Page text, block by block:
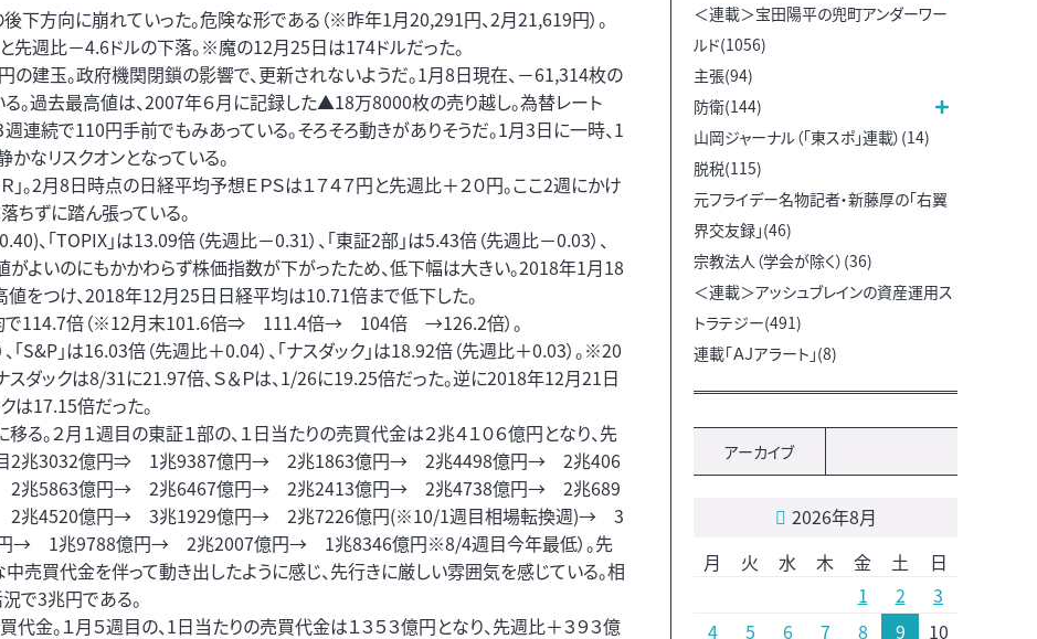
後下方向に崩れていった。危険な形である（※昨年1月20,291円、2月21,619円）。
先週比－4.6ドルの下落。※魔の12月25日は174ドルだった。
の建玉。政府機関閉鎖の影響で、更新されないようだ。1月8日現在、－61,314枚の
る。過去最高値は、2007年６月に記録した▲18万8000枚の売り越し。為替レート
３週連続で110円手前でもみあっている。そろそろ動きがありそうだ。1月3日に一時、1
なリスクオンとなっている。
」。2月8日時点の日経平均予想ＥＰＳは１７４７円と先週比＋２０円。ここ2週にかけ
ちずに踏ん張っている。
、「TOPIX」は13.09倍（先週比－0.31）、「東証2部」は5.43倍（先週比－0.03）、
値がよいのにもかかわらず株価指数が下がったため、低下幅は大きい。2018年1月18
をつけ、2018年12月25日日経平均は10.71倍まで低下した。
均で114.7倍（※12月末101.6倍⇒ 111.4倍→ 104倍 →126.2倍）。
「S&P」は16.03倍（先週比＋0.04）、「ナスダック」は18.92倍（先週比＋0.03）。※20
ダックは8/31に21.97倍、Ｓ＆Ｐは、1/26に19.25倍だった。逆に2018年12月21日
は17.15倍だった。
。２月１週目の東証１部の、１日当たりの売買代金は２兆４１０６億円となり、先
5週目2兆3032億円⇒ 1兆9387億円→ 2兆1863億円→ 2兆4498億円→ 2兆406
5863億円→ 2兆6467億円→ 2兆2413億円→ 2兆4738億円→ 2兆689
4520億円→ 3兆1929億円→ 2兆7226億円(※10/1週目相場転換週)→ 3
1兆9788億円→ 2兆2007億円→ 1兆8346億円※8/4週目今年最低）。先
売買代金を伴って動き出したように感じ、先行きに厳しい雰囲気を感じている。相
で3兆円である。
金。１月５週目の、1日当たりの売買代金は１３５３億円となり、先週比＋３９３億
＜連載＞宝田陽平の兜町アンダーワー
ルド(1056)
主張(94)
防衛(144)
山岡ジャーナル（「東スポ」連載）(14)
脱税(115)
元フライデー名物記者・新藤厚の「右翼
界交友録」(46)
宗教法人（学会が除く）(36)
＜連載＞アッシュブレインの資産運用ス
トラテジー(491)
連載「ＡＪアラート」(8)
アーカイブ
2026年8月
月
火 水 木 金 土
日
1
2
3
4
5 6 7 8 9 10